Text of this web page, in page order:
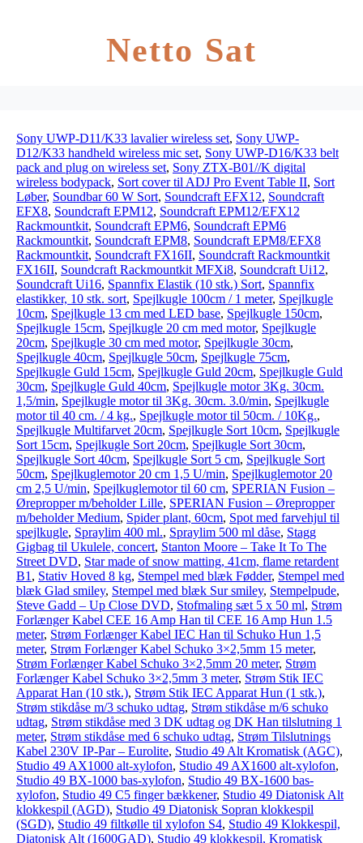
Netto Sat
Sony UWP-D11/K33 lavalier wireless set, Sony UWP-
D12/K33 handheld wireless mic set, Sony UWP-D16/K33 belt
pack and plug on wireless set, Sony ZTX-B01//K digital
wireless bodypack, Sort cover til ADJ Pro Event Table II, Sort
Løber, Soundbar 60 W Sort, Soundcraft EFX12, Soundcraft
EFX8, Soundcraft EPM12, Soundcraft EPM12/EFX12
Rackmountkit, Soundcraft EPM6, Soundcraft EPM6
Rackmountkit, Soundcraft EPM8, Soundcraft EPM8/EFX8
Rackmountkit, Soundcraft FX16II, Soundcraft Rackmountkit
FX16II, Soundcraft Rackmountkit MFXi8, Soundcraft Ui12,
Soundcraft Ui16, Spannfix Elastik (10 stk.) Sort, Spannfix
elastikker, 10 stk. sort, Spejlkugle 100cm / 1 meter, Spejlkugle
10cm, Spejlkugle 13 cm med LED base, Spejlkugle 150cm,
Spejlkugle 15cm, Spejlkugle 20 cm med motor, Spejlkugle
20cm, Spejlkugle 30 cm med motor, Spejlkugle 30cm,
Spejlkugle 40cm, Spejlkugle 50cm, Spejlkugle 75cm,
Spejlkugle Guld 15cm, Spejlkugle Guld 20cm, Spejlkugle Guld
30cm, Spejlkugle Guld 40cm, Spejlkugle motor 3Kg. 30cm.
1,5/min, Spejlkugle motor til 3Kg. 30cm. 3.0/min, Spejlkugle
motor til 40 cm. / 4 kg., Spejlkugle motor til 50cm. / 10Kg.,
Spejlkugle Multifarvet 20cm, Spejlkugle Sort 10cm, Spejlkugle
Sort 15cm, Spejlkugle Sort 20cm, Spejlkugle Sort 30cm,
Spejlkugle Sort 40cm, Spejlkugle Sort 5 cm, Spejlkugle Sort
50cm, Spejlkuglemotor 20 cm 1,5 U/min, Spejlkuglemotor 20
cm 2,5 U/min, Spejlkuglemotor til 60 cm, SPERIAN Fusion –
Ørepropper m/beholder Lille, SPERIAN Fusion – Ørepropper
m/beholder Medium, Spider plant, 60cm, Spot med farvehjul til
spejlkugle, Spraylim 400 ml., Spraylim 500 ml dåse, Stagg
Gigbag til Ukulele, concert, Stanton Moore – Take It To The
Street DVD, Star made of snow matting, 41cm, flame retardent
B1 , Stativ Hoved 8 kg, Stempel med blæk Fødder, Stempel med
blæk Glad smiley, Stempel med blæk Sur smiley, Stempelpude,
Steve Gadd – Up Close DVD, Stofmaling sæt 5 x 50 ml, Strøm
Forlænger Kabel CEE 16 Amp Han til CEE 16 Amp Hun 1.5
meter, Strøm Forlænger Kabel IEC Han til Schuko Hun 1,5
meter, Strøm Forlænger Kabel Schuko 3×2,5mm 15 meter,
Strøm Forlænger Kabel Schuko 3×2,5mm 20 meter, Strøm
Forlænger Kabel Schuko 3×2,5mm 3 meter, Strøm Stik IEC
Apparat Han (10 stk.), Strøm Stik IEC Apparat Hun (1 stk.),
Strøm stikdåse m/3 schuko udtag, Strøm stikdåse m/6 schuko
udtag, Strøm stikdåse med 3 DK udtag og DK Han tilslutning 1
meter, Strøm stikdåse med 6 schuko udtag, Strøm Tilslutnings
Kabel 230V IP-Par – Eurolite, Studio 49 Alt Kromatisk (AGC),
Studio 49 AX1000 alt-xylofon, Studio 49 AX1600 alt-xylofon,
Studio 49 BX-1000 bas-xylofon, Studio 49 BX-1600 bas-
xylofon, Studio 49 C5 finger bækkener, Studio 49 Diatonisk Alt
klokkespil (AGD), Studio 49 Diatonisk Sopran klokkespil
(SGD), Studio 49 filtkølle til xylofon S4, Studio 49 Klokkespil,
Diatonisk Alt (1600GAD), Studio 49 klokkespil, Kromatisk